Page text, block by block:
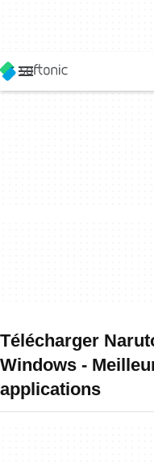
Télécharger
Windows -
applications